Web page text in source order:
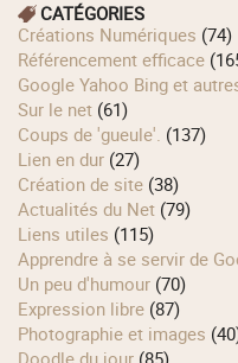
CATÉGORIES
Créations Numériques (74)
Référencement efficace
Google Yahoo Bing et
Sur le net (61)
Coups de 'gueule'. (137)
Lien en dur (27)
Création de site (38)
Actualités du Net (79)
Liens utiles (115)
Apprendre à se servir de
Un peu d'humour (70)
Expression libre (87)
Photographie et images